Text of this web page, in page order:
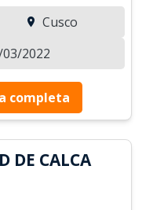
Cusco
2022
completa
DE CALCA